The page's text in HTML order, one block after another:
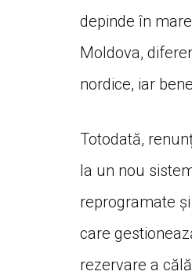
depinde în
Moldova,
nordice, iar
Totodată,
la un nou
reprogramate
care
rezervare a